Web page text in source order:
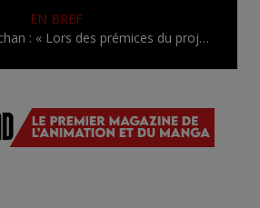
EN BREF
[Entretien] Mokochan : « Lors des prémices du projet, il était déjà demandé de suivre au mieux le manga originel.»